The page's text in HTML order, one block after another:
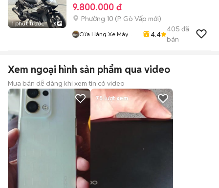
1 phút trước 6
9.800.000 đ
Phường 10 (P. Gò Vấp mới)
Cửa Hàng Xe Máy
4.4
405 đã
bán
Xem ngoại hình sản phẩm qua video
Mua bán dễ dàng khi xem tin có video
75 lượt xem